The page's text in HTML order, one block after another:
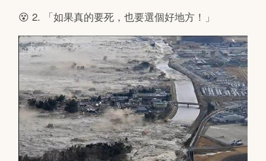
😵 2. 「如果真的要死，也要選個好地方！」